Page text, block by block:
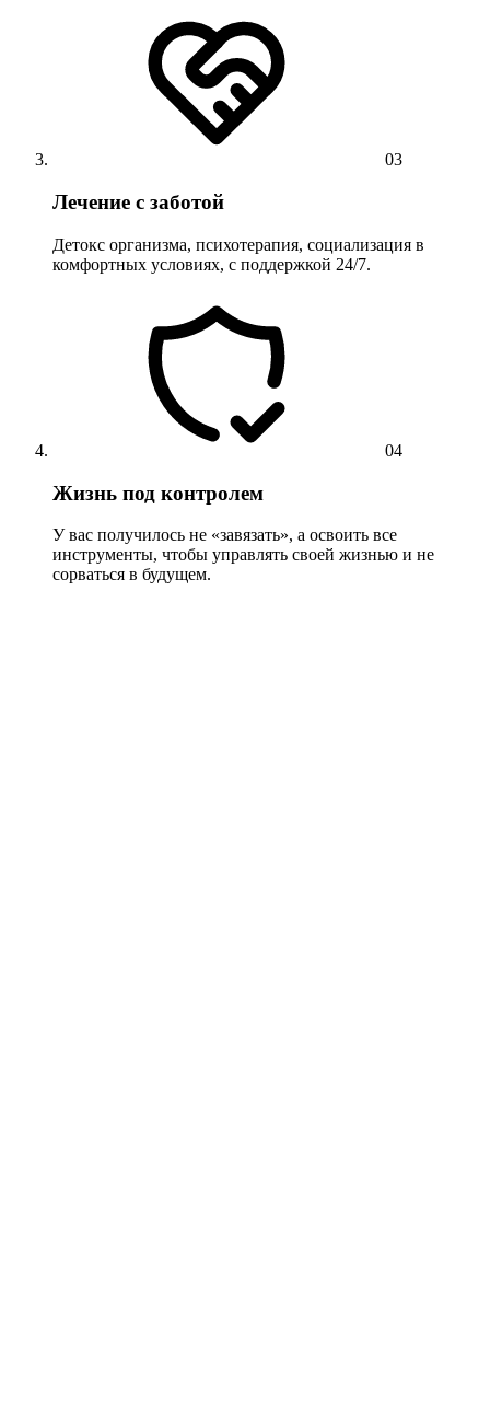
03
Лечение с заботой
Детокс организма, психотерапия, социализация в
комфортных условиях, с поддержкой 24/7.
04
Жизнь под контролем
У вас получилось не «завязать», а освоить все
инструменты, чтобы управлять своей жизнью и не
сорваться в будущем.